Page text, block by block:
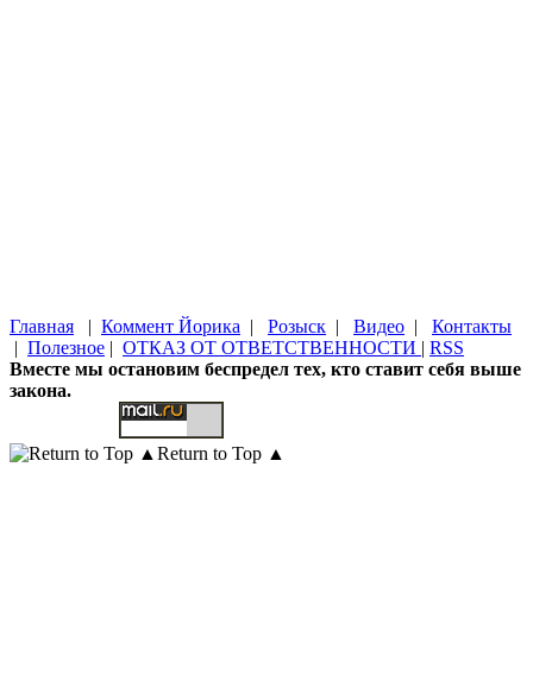
Главная | Коммент Йорика | Розыск | Видео | Контакты
| Полезное | ОТКАЗ ОТ ОТВЕТСТВЕННОСТИ | RSS
Вместе мы остановим беспредел тех, кто ставит себя выше
закона.
Return to Top ▲